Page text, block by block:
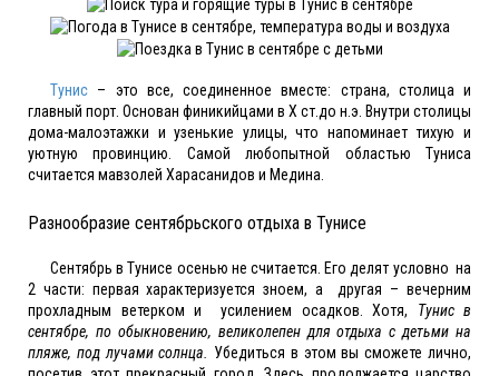
Тунис – это все, соединенное вместе: страна, столица и
главный порт. Основан финикийцами в Х ст.до н.э. Внутри столицы
дома-малоэтажки и узенькие улицы, что напоминает тихую и
уютную провинцию. Самой любопытной областью Туниса
считается мавзолей Харасанидов и Медина.
Разнообразие сентябрьского отдыха в Тунисе
Сентябрь в Тунисе осенью не считается. Его делят условно на
2 части: первая характеризуется зноем, а другая – вечерним
прохладным ветерком и усилением осадков. Хотя, Тунис в
сентябре, по обыкновению, великолепен для отдыха с детьми на
пляже, под лучами солнца.
Убедиться в этом вы сможете лично,